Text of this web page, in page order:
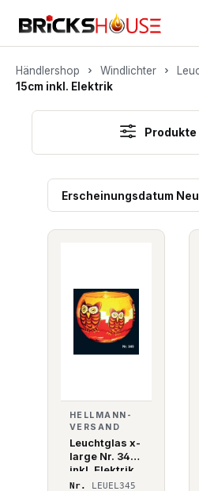
springen
Händlershop Windlichter
15cm inkl. Elektrik
HELLMANN-
VERSAND
Leuchtglas x-
large Nr. 345
inkl. Elektrik
Nr. LEUEL345